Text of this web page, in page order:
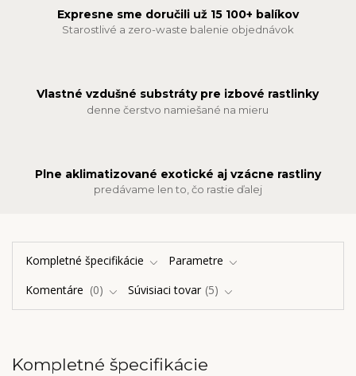
Expresne sme doručili už 15 100+ balíkov
Starostlivé a zero-waste balenie objednávok
Vlastné vzdušné substráty pre izbové rastlinky
denne čerstvo namiešané na mieru
Plne aklimatizované exotické aj vzácne rastliny
predávame len to, čo rastie ďalej
Kompletné špecifikácie
Parametre
Komentáre
0 Súvisiaci tovar 5
Kompletné špecifikácie